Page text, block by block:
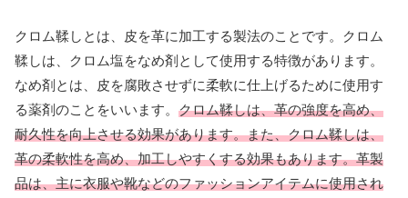
クロム鞣しとは、皮を革に加工する製法のことです。クロム
鞣しは、クロム塩をなめ剤として使用する特徴があります。
なめ剤とは、皮を腐敗させずに柔軟に仕上げるために使用す
る薬剤のことをいいます。 クロム鞣しは、革の強度を高め、
耐久性を向上させる効果があります。また、クロム鞣しは、
革の柔軟性を高め、加工しやすくする効果もあります。革製
品は、主に衣服や靴などのファッションアイテムに使用され